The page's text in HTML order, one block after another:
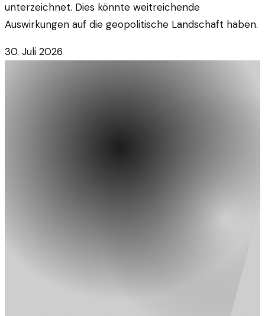
unterzeichnet. Dies könnte weitreichende
Auswirkungen auf die geopolitische Landschaft haben.
30. Juli 2026